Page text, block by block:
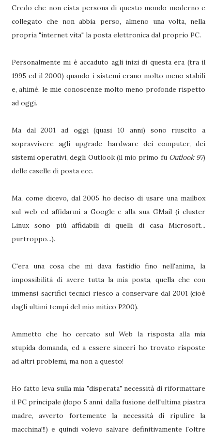
Credo che non eista persona di questo mondo moderno e
collegato che non abbia perso, almeno una volta, nella
propria "internet vita" la posta elettronica dal proprio PC.
Personalmente mi è accaduto agli inizi di questa era (tra il
1995 ed il 2000) quando i sistemi erano molto meno stabili
e, ahimé, le mie conoscenze molto meno profonde rispetto
ad oggi.
Ma dal 2001 ad oggi (quasi 10 anni) sono riuscito a
sopravvivere agli upgrade hardware dei computer, dei
sistemi operativi, degli Outlook (il mio primo fu Outlook 97)
delle caselle di posta ecc.
Ma, come dicevo, dal 2005 ho deciso di usare una mailbox
sul web ed affidarmi a Google e alla sua GMail (i cluster
Linux sono più affidabili di quelli di casa Microsoft...
purtroppo...).
C'era una cosa che mi dava fastidio fino nell'anima, la
impossibilità di avere tutta la mia posta, quella che con
immensi sacrifici tecnici riesco a conservare dal 2001 (cioè
dagli ultimi tempi del mio mitico P200).
Ammetto che ho cercato sul Web la risposta alla mia
stupida domanda, ed a essere sinceri ho trovato risposte
ad altri problemi, ma non a questo!
Ho fatto leva sulla mia "disperata" necessità di riformattare
il PC principale (dopo 5 anni, dalla fusione dell'ultima piastra
madre, avverto fortemente la necessità di ripulire la
macchina!!!) e quindi volevo salvare definitivamente l'oltre